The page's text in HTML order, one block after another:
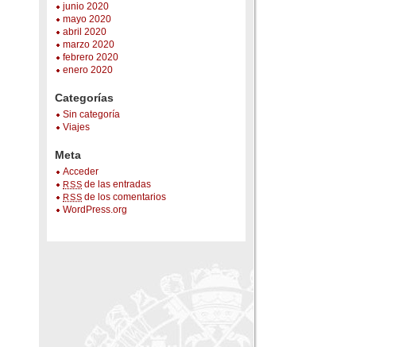
junio 2020
mayo 2020
abril 2020
marzo 2020
febrero 2020
enero 2020
Categorías
Sin categoría
Viajes
Meta
Acceder
RSS de las entradas
RSS de los comentarios
WordPress.org